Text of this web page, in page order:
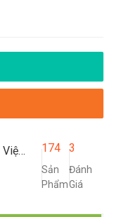
Trạm kết nối cung cầu - Viện nông nghiệp Thanh Hoá 174
Sản
Phẩm
3
Đánh
Giá